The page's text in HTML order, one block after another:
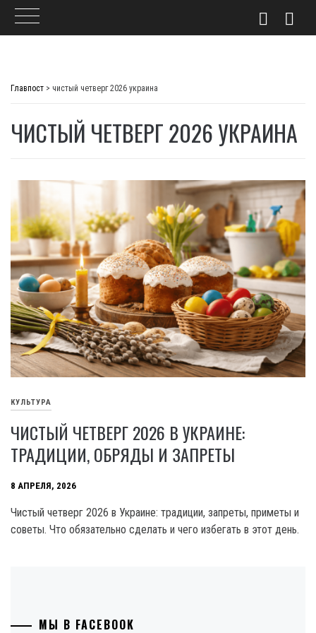
Главпост > чистый четверг 2026 украина
ЧИСТЫЙ ЧЕТВЕРГ 2026 УКРАИНА
КУЛЬТУРА
ЧИСТЫЙ ЧЕТВЕРГ 2026 В УКРАИНЕ:
ТРАДИЦИИ, ОБРЯДЫ И ЗАПРЕТЫ
8 АПРЕЛЯ, 2026
Чистый четверг 2026 в Украине: традиции, запреты, приметы и
советы. Что обязательно сделать и чего избегать в этот день.
МЫ В FACEBOOK